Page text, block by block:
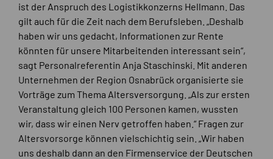
ist der Anspruch des Logistikkonzerns Hellmann. Das
gilt auch für die Zeit nach dem Berufsleben. „Deshalb
haben wir uns gedacht, Informationen zur Rente
könnten für unsere Mitarbeitenden interessant sein“,
sagt Personalreferentin Anja Staschinski. Mit anderen
Unternehmen der Region Osnabrück organisierte sie
Vorträge zum Thema Altersversorgung. „Als zur ersten
Veranstaltung gleich 100 Personen kamen, wussten
wir, dass wir einen Nerv getroffen haben.“ Fragen zur
Altersvorsorge können vielschichtig sein. „Wir haben
uns deshalb dann an den Firmenservice der Deutschen